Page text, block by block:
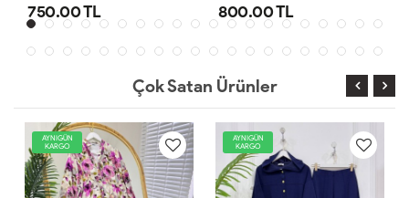
800.00 TL 1,000.00 TL
Çok Satan Ürünler
AYNIGÜN
KARGO